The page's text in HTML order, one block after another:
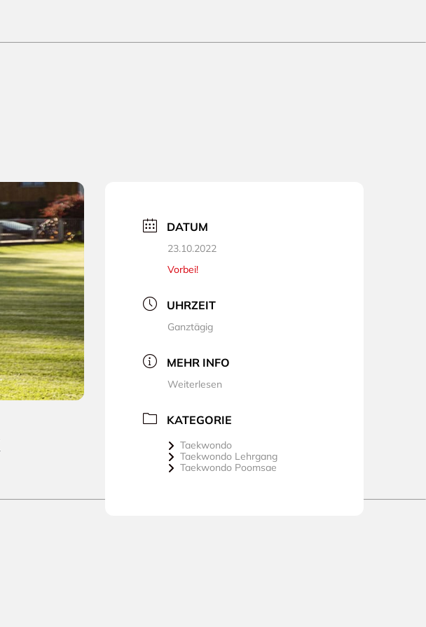
DATUM
23.10.2022
Vorbei!
UHRZEIT
Ganztägig
MEHR INFO
Weiterlesen
KATEGORIE
Taekwondo
Taekwondo Lehrgang
Taekwondo Poomsae